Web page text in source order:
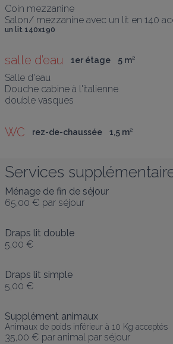
Coin mezzanine
Salon/ mezzanine avec un lit en 140
un lit 140x190
salle d’eau 1er étage 5 m²
Salle d'eau
Douche cabine à l'italienne
double vasques
WC rez-de-chaussée 1,5 m²
Services
Ménage de fin de séjour
65,00 € par séjour
Draps lit double
5,00 €
Draps lit simple
5,00 €
Supplément animaux
Animaux de poids inférieur à 10 Kg acceptés
35,00 € par animal par séjour